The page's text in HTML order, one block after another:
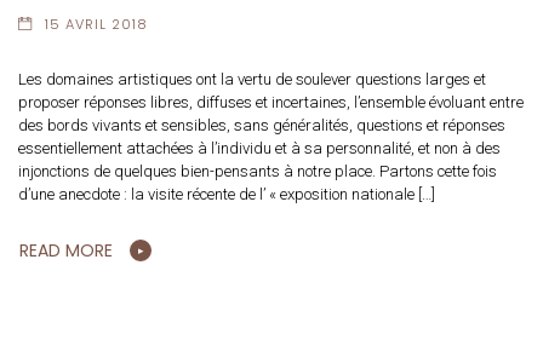
15 AVRIL 2018
Les domaines artistiques ont la vertu de soulever questions larges et
proposer réponses libres, diffuses et incertaines, l’ensemble évoluant entre
des bords vivants et sensibles, sans généralités, questions et réponses
essentiellement attachées à l’individu et à sa personnalité, et non à des
injonctions de quelques bien-pensants à notre place. Partons cette fois
d’une anecdote : la visite récente de l’ « exposition nationale […]
READ MORE